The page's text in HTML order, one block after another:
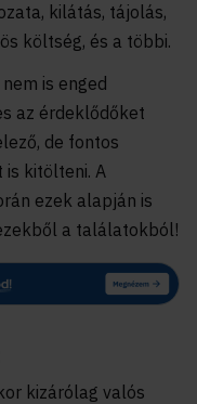
kilátás, tájolás,
költség, és a többi.
is enged
az érdeklődőket
de fontos
kitölteni. A
ezek alapján is
a találatokból!
kizárólag valós